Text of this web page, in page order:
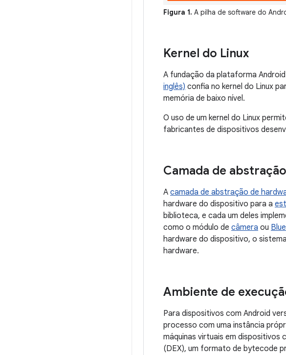
Figura 1. A pilha de software do
Kernel do Linux
A fundação da plataforma
inglês) confia no kernel do Linux
memória de baixo nível.
O uso de um kernel do Linux
fabricantes de dispositivos
Camada de
A camada de abstração de
hardware do dispositivo para a
biblioteca, e cada um deles
como o módulo de câmera ou
hardware do dispositivo, o
hardware.
Ambiente de
Para dispositivos com Android
processo com uma instância
máquinas virtuais em dispositivos
(DEX), um formato de bytecode